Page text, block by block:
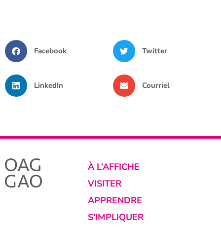
Facebook Twitter
LinkedIn Courriel
À L’AFFICHE
VISITER
APPRENDRE
S’IMPLIQUER